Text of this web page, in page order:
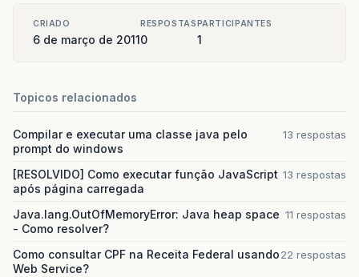
CRIADO
6 de março de 2011
RESPOSTAS
0
PARTICIPANTES
1
Topicos relacionados
Compilar e executar uma classe java pelo
prompt do windows
13 respostas
[RESOLVIDO] Como executar função JavaScript
após página carregada
13 respostas
Java.lang.OutOfMemoryError: Java heap space
- Como resolver?
11 respostas
Como consultar CPF na Receita Federal usando
Web Service?
22 respostas